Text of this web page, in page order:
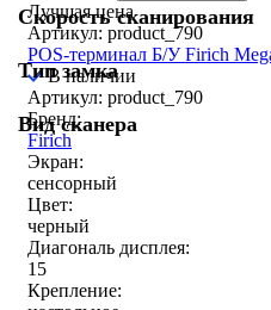
Скорость сканирования
Тип замка
Вид сканера
Лучшая цена
Артикул: product_790
POS-терминал Б/У Firich
В наличии
Артикул: product_790
Бренд:
Firich
Экран:
сенсорный
Цвет:
черный
Диагональ дисплея:
15
Крепление: